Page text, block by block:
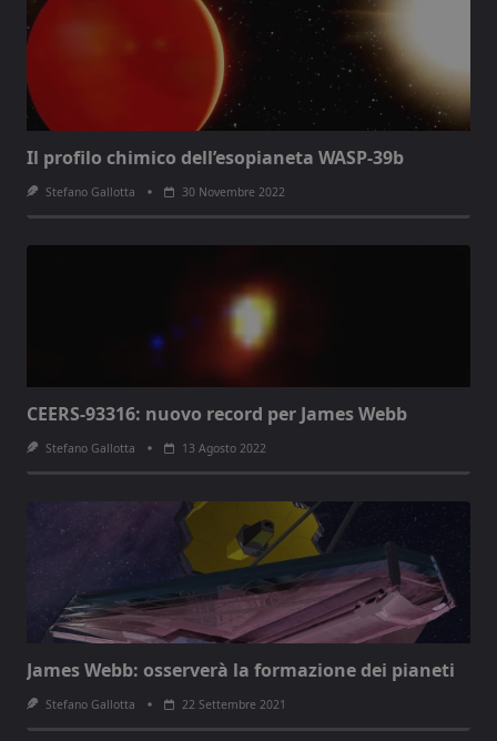
Il profilo chimico dell’esopianeta WASP-39b
Stefano Gallotta 30 Novembre 2022
CEERS-93316: nuovo record per James Webb
Stefano Gallotta 13 Agosto 2022
James Webb: osserverà la formazione dei pianeti
Stefano Gallotta 22 Settembre 2021